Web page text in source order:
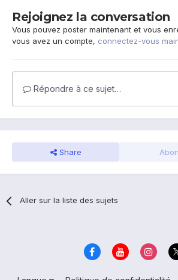
Rejoignez la conversation
Vous pouvez poster maintenant et vous
vous avez un compte, connectez-vous
Répondre à ce sujet…
Share
Aller sur la liste des sujets